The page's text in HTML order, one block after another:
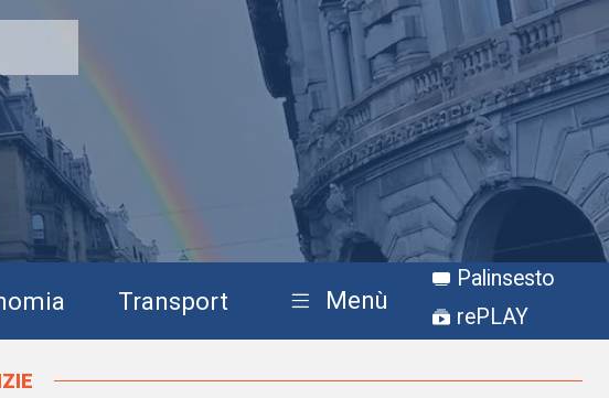
Transport Menù
Palinsesto
rePLAY